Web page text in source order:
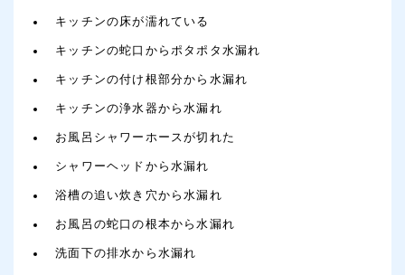
キッチンの床が濡れている
キッチンの蛇口からポタポタ水漏れ
キッチンの付け根部分から水漏れ
キッチンの浄水器から水漏れ
お風呂シャワーホースが切れた
シャワーヘッドから水漏れ
浴槽の追い炊き穴から水漏れ
お風呂の蛇口の根本から水漏れ
洗面下の排水から水漏れ